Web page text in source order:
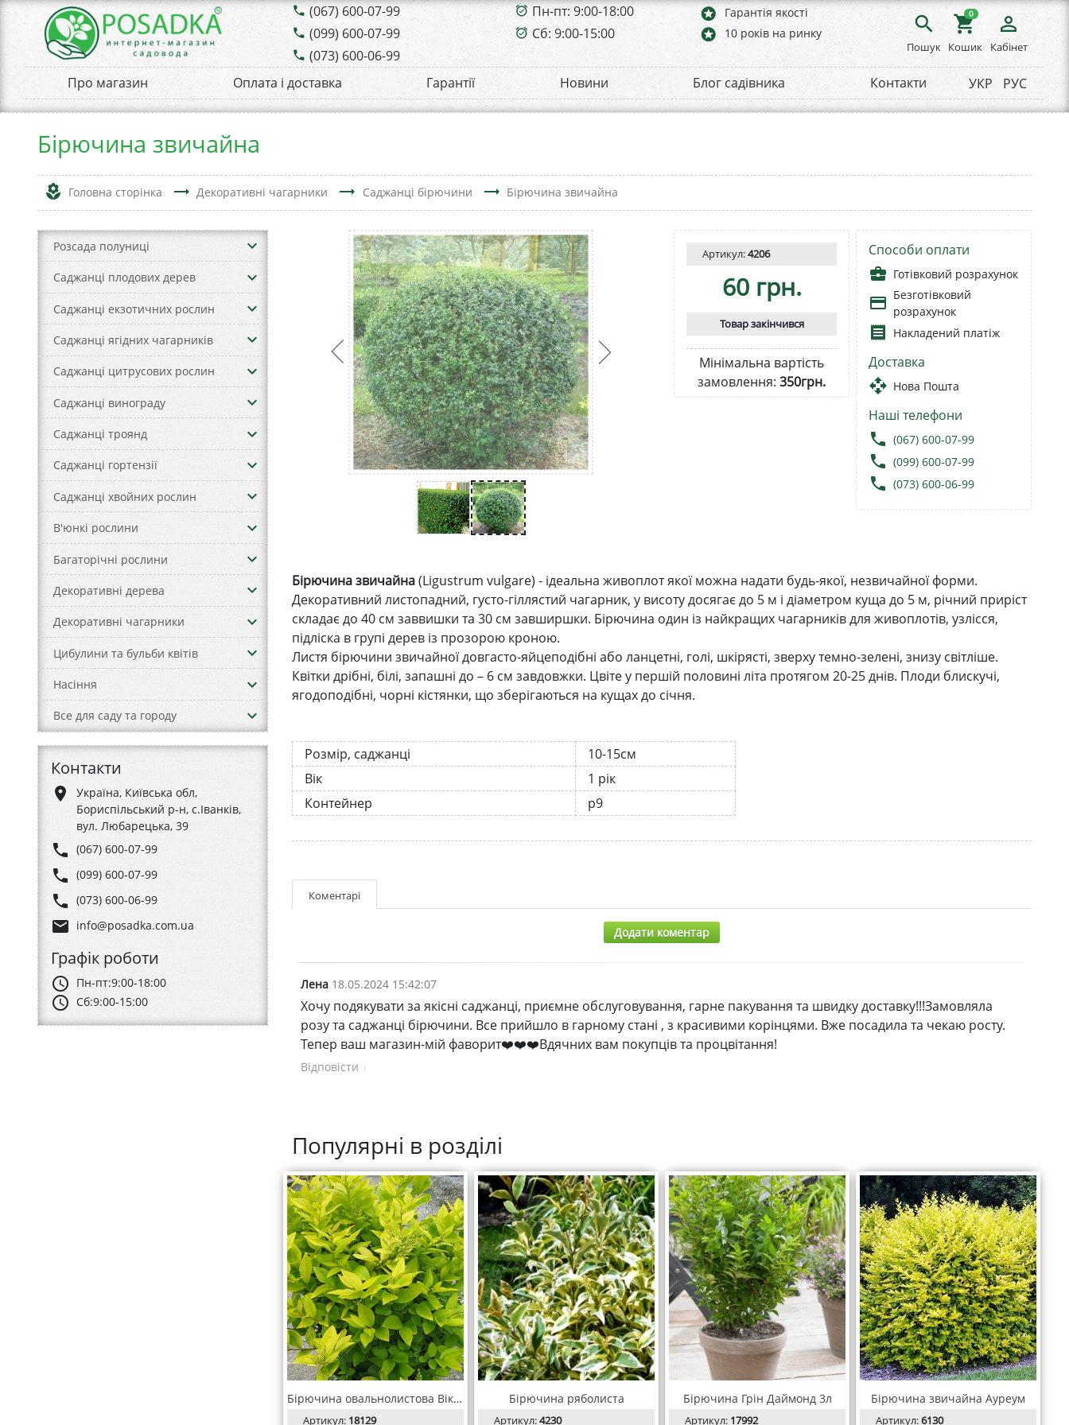
phone (067) 600-07-99
phone (099) 600-07-99
phone (073) 600-06-99
alarm_on Пн-пт: 9:00-18:00
alarm_on Сб: 9:00-15:00
stars Гарантія якості
stars 10 років на ринку search
Пошук
shopping_cart
0
Кошик
person_outline
Кабінет
Про магазин Оплата і доставка Гарантії Новини Блог садівника Контакти УКР РУС
Бірючина звичайна
local_florist Головна сторінка trending_flat Декоративні чагарники trending_flat Саджанці бірючини trending_flat Бірючина звичайна
Розсада полуниці keyboard_arrow_down
Саджанці плодових дерев keyboard_arrow_down
Саджанці екзотичних рослин keyboard_arrow_down
Саджанці ягідних чагарників keyboard_arrow_down
Саджанці цитрусових рослин keyboard_arrow_down
Саджанці винограду keyboard_arrow_down
Саджанці троянд keyboard_arrow_down
Саджанці гортензії keyboard_arrow_down
Саджанці хвойних рослин keyboard_arrow_down
В'юнкі рослини keyboard_arrow_down
Багаторічні рослини keyboard_arrow_down
Декоративні дерева keyboard_arrow_down
Декоративні чагарники keyboard_arrow_down
Цибулини та бульби квітів keyboard_arrow_down
Насіння keyboard_arrow_down
Все для саду та городу keyboard_arrow_down
Контакти
place
Україна, Київська обл,
Бориспільський р-н, с.Іванків,
вул. Любарецька, 39
phone (067) 600-07-99
phone (099) 600-07-99
phone (073) 600-06-99
email info@posadka.com.ua
Графік роботи
schedule Пн-пт:9:00-18:00
schedule Сб:9:00-15:00
Артикул:4206
60 грн.
Товар закінчився
Мінімальна вартість
замовлення: 350грн.
Способи оплати
business_center Готівковий розрахунок
payment Безготівковий
розрахунок
receipt Накладений платіж
Доставка
open_with Нова Пошта
Наші телефони
local_phone (067) 600-07-99
local_phone (099) 600-07-99
local_phone (073) 600-06-99
Бірючина звичайна(Ligustrum vulgare) - ідеальна живоплот якої можна надати будь-якої, незвичайної форми.
Декоративний листопадний, густо-гіллястий чагарник, у висоту досягає до 5 м і діаметром куща до 5 м, річний приріст
складає до 40 см заввишки та 30 см завширшки. Бірючина один із найкращих чагарників для живоплотів, узлісся,
підліска в групі дерев із прозорою кроною.
Листя бірючини звичайної довгасто-яйцеподібні або ланцетні, голі, шкірясті, зверху темно-зелені, знизу світліше.
Квітки дрібні, білі, запашні до – 6 см завдовжки. Цвіте у першій половині літа протягом 20-25 днів. Плоди блискучі,
ягодоподібні, чорні кістянки, що зберігаються на кущах до січня.
Розмір, саджанці
10-15см
Вік
1 рік
Контейнер
р9
Коментарі
Додати коментар
Лена 18.05.2024 15:42:07
Хочу подякувати за якісні саджанці, приємне обслуговування, гарне пакування та швидку доставку!!!Замовляла
розу та саджанці бірючини. Все прийшло в гарному стані , з красивими корінцями. Вже посадила та чекаю росту.
Тепер ваш магазин-мій фаворит❤️❤️❤️Вдячних вам покупців та процвітання!
Відповісти
Популярні в розділі
Бірючина овальнолистова Вікарій
Артикул: 18129
Бірючина ряболиста
Артикул:4230
Бірючина Грін Даймонд 3л
Артикул: 17992
Бірючина звичайна Ауреум
Артикул:6130